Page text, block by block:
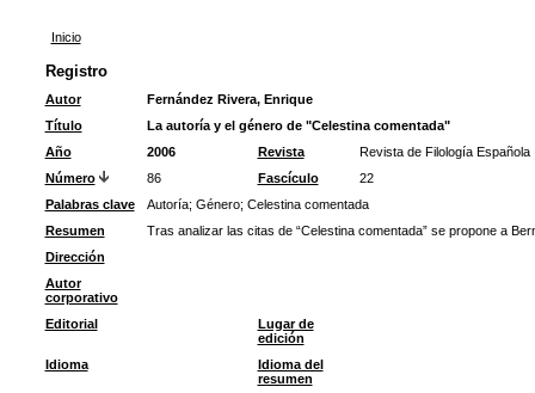
Inicio
Registro
Autor
Fernández Rivera, Enrique
Título
La autoría y el género de "Celestina comentada"
Año
2006 Revista
Revista de Filología Española
Número
86 Fascículo
22
Palabras clave
Autoría; Género; Celestina comentada
Resumen
Tras analizar las citas de “Celestina comentada” se propone a
Dirección
Autor
corporativo
Editorial
Lugar de
edición
Idioma
Idioma del
resumen